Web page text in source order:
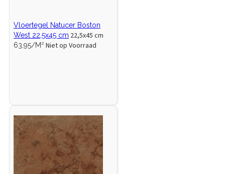
Vloertegel Natucer Boston
West 22,5x45 cm 22,5x45 cm
63,95/M² Niet op Voorraad